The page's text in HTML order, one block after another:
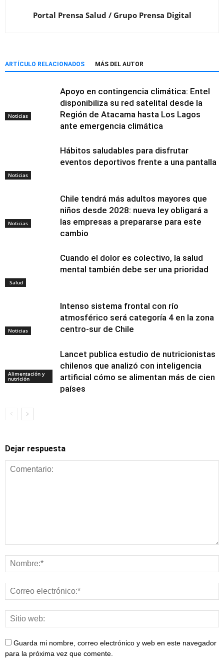
Portal Prensa Salud / Grupo Prensa Digital
ARTÍCULO RELACIONADOS MÁS DEL AUTOR
Noticias
Apoyo en contingencia climática: Entel
disponibiliza su red satelital desde la
Región de Atacama hasta Los Lagos
ante emergencia climática
Noticias
Hábitos saludables para disfrutar
eventos deportivos frente a una pantalla
Noticias
Chile tendrá más adultos mayores que
niños desde 2028: nueva ley obligará a
las empresas a prepararse para este
cambio
Salud
Cuando el dolor es colectivo, la salud
mental también debe ser una prioridad
Noticias
Intenso sistema frontal con río
atmosférico será categoría 4 en la zona
centro-sur de Chile
Alimentación y
nutrición
Lancet publica estudio de nutricionistas
chilenos que analizó con inteligencia
artificial cómo se alimentan más de cien
países
Dejar respuesta
Guarda mi nombre, correo electrónico y web en este navegador
para la próxima vez que comente.